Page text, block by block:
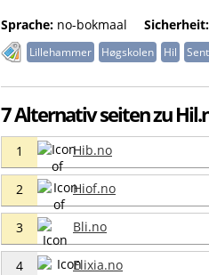
Sprache: no-bokmaal Sicherheit:
Lillehammer Høgskolen Hil
7 Alternativ seiten zu
1 Hib.no
2 Hiof.no
3 Bli.no
4 Elixia.no